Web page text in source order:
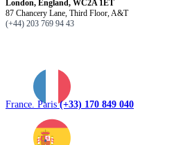
London, England, WC2A 1ET
87 Chancery Lane, Third Floor, A&T
(+44) 203 769 94 43
France. Paris(+33) 170 849 040